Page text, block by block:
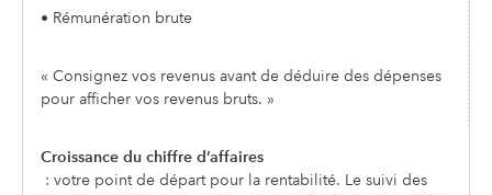
• Rémunération brute
« Consignez vos revenus avant de déduire des dépenses
pour afficher vos revenus bruts. »
Croissance du chiffre d’affaires
: votre point de départ pour la rentabilité. Le suivi des